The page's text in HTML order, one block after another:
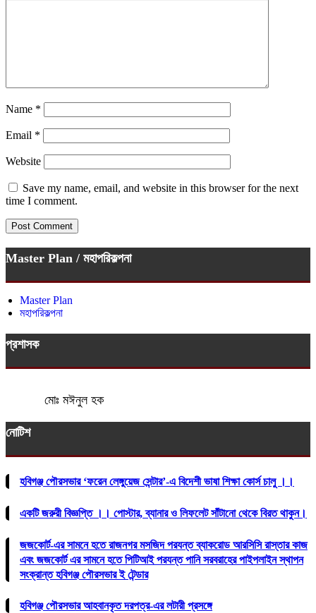
Name *
Email *
Website
Save my name, email, and website in this browser for the next
time I comment.
Master Plan / মহাপরিকল্পনা
Master Plan
মহাপরিকল্পনা
প্রশাসক
মোঃ মঈনুল হক
নোটিশ
হবিগঞ্জ পৌরসভার ‘ফরেন লেঙ্গুয়েজ সেন্টার’-এ বিদেশী ভাষা শিক্ষা কোর্স চালু ।।
একটি জরুরী বিজ্ঞপ্তি ।। পোস্টার, ব্যানার ও লিফলেট সাঁটানো থেকে বিরত থাকুন।
জজকোর্ট-এর সামনে হতে রাজনগর মসজিদ পরযন্ত ব্যাকরোড আরসিসি রাস্তার কাজ
এবং জজকোর্ট এর সামনে হতে পিটিআই পরযন্ত পানি সরবরাহের পাইপলাইন স্থাপন
সংক্রান্ত হবিগঞ্জ পৌরসভার ই টেন্ডার
হবিগঞ্জ পৌরসভার আহবানকৃত দরপত্র-এর লটারী প্রসঙ্গে